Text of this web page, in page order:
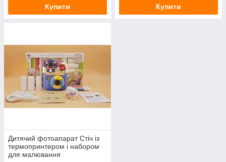
Купити Купити
Дитячий фотоапарат Стіч із
термопринтером і набором
для малювання